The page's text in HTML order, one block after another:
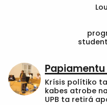
Krísis polítiko
kabes atrobe
UPB ta retirá